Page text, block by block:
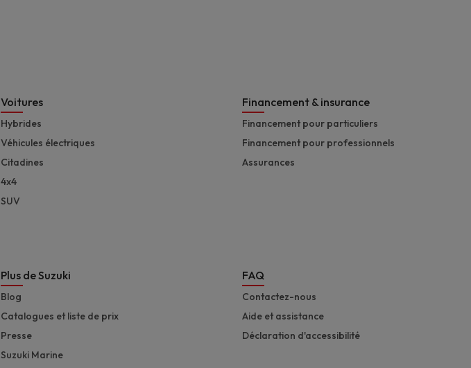
Voitures
Hybrides
Véhicules électriques
Citadines
4x4
SUV
Financement & insurance
Financement pour particuliers
Financement pour professionnels
Assurances
Plus de Suzuki
Blog
Catalogues et liste de prix
Presse
Suzuki Marine
FAQ
Contactez-nous
Aide et assistance
Déclaration d'accessibilité